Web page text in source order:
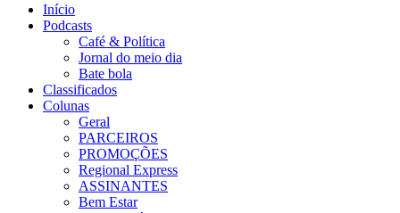
Início
Podcasts
Café & Política
Jornal do meio dia
Bate bola
Classificados
Colunas
Geral
PARCEIROS
PROMOÇÕES
Regional Express
ASSINANTES
Bem Estar